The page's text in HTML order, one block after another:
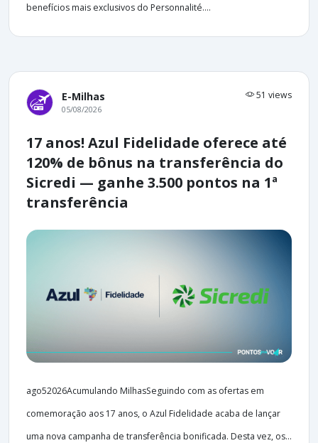
benefícios mais exclusivos do Personnalité....
E-Milhas 51 views
05/08/2026
17 anos! Azul Fidelidade oferece até
120% de bônus na transferência do
Sicredi — ganhe 3.500 pontos na 1ª
transferência
ago52026Acumulando MilhasSeguindo com as ofertas em
comemoração aos 17 anos, o Azul Fidelidade acaba de lançar
uma nova campanha de transferência bonificada. Desta vez, os...